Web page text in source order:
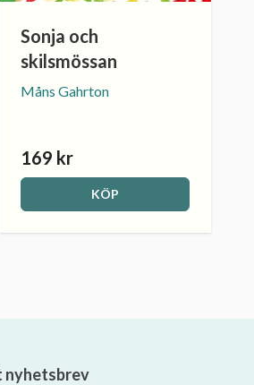
Sonja och
skilsmössan
Måns Gahrton
169 kr
KÖP
nyhetsbrev